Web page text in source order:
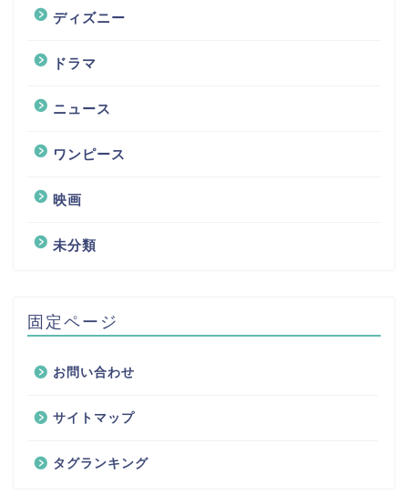
ディズニー
ドラマ
ニュース
ワンピース
映画
未分類
固定ページ
お問い合わせ
サイトマップ
タグランキング